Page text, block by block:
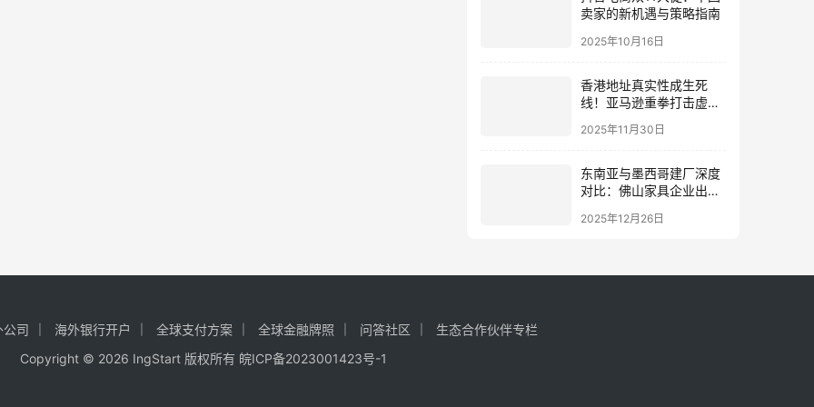
卖家的新机遇与策略指南
2025年10月16日
香港地址真实性成生死
线！亚马逊重拳打击虚拟
指南
2025年11月30日
东南亚与墨西哥建厂深度
对比：佛山家具企业出海
分析）
2025年12月26日
公司 海外银行开户 全球支付方案 全球金融牌照 问答社区
生态合作伙伴专栏
Copyright © 2026 IngStart 版权所有 皖ICP备2023001423号-1